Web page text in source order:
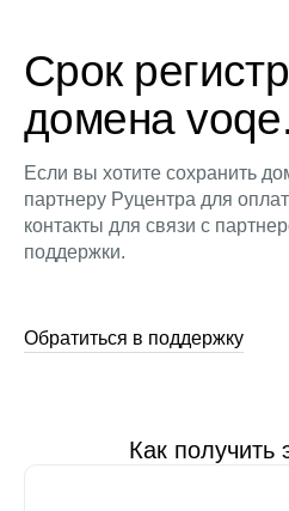
Срок
домена
Если вы хотите сохранить
партнеру Руцентра для
контакты для связи с
поддержки.
Обратиться в поддержку
Как получить